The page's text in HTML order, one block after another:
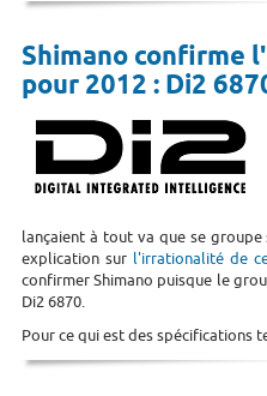
Shimano confirme
pour 2012 : Di2
lançaient à tout va que se groupe
explication sur l'irrationalité de
confirmer Shimano puisque le
Di2 6870.
Pour ce qui est des spécifications